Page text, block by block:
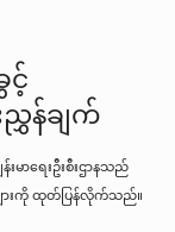
င့်
ညွှန်ချက်
းမာရေးဦးစီးဌာနသည်
ားကို ထုတ်ပြန်လိုက်သည်။